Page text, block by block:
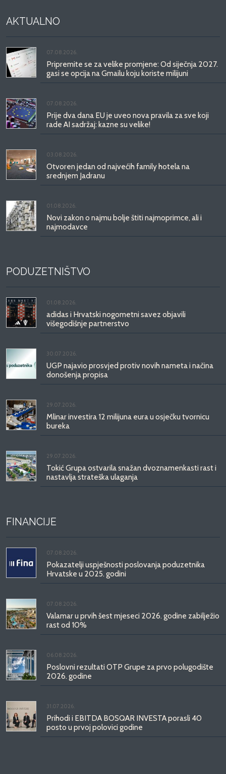
AKTUALNO
07.08.2026.
Pripremite se za velike promjene: Od siječnja 2027.
gasi se opcija na Gmailu koju koriste milijuni
07.08.2026.
Prije dva dana EU je uveo nova pravila za sve koji
rade AI sadržaj: kazne su velike!
03.08.2026.
Otvoren jedan od najvećih family hotela na
srednjem Jadranu
01.08.2026.
Novi zakon o najmu bolje štiti najmoprimce, ali i
najmodavce
PODUZETNIŠTVO
01.08.2026.
adidas i Hrvatski nogometni savez objavili
višegodišnje partnerstvo
30.07.2026.
UGP najavio prosvjed protiv novih nameta i načina
donošenja propisa
29.07.2026.
Mlinar investira 12 milijuna eura u osječku tvornicu
bureka
29.07.2026.
Tokić Grupa ostvarila snažan dvoznamenkasti rast i
nastavlja strateška ulaganja
FINANCIJE
07.08.2026.
Pokazatelji uspješnosti poslovanja poduzetnika
Hrvatske u 2025. godini
07.08.2026.
Valamar u prvih šest mjeseci 2026. godine zabilježio
rast od 10%
06.08.2026.
Poslovni rezultati OTP Grupe za prvo polugodište
2026. godine
31.07.2026.
Prihodi i EBITDA BOSQAR INVESTA porasli 40
posto u prvoj polovici godine